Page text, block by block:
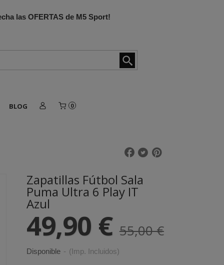
las OFERTAS de M5 Sport!
BLOG 0
Zapatillas Fútbol Sala
Puma Ultra 6 Play IT
Azul
49,90 € 55,00 €
Disponible - (Imp. Incluidos)